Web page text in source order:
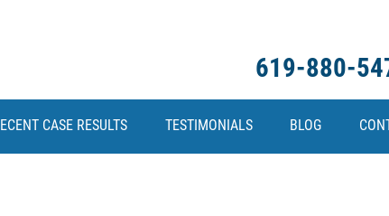
619-880-
CASE RESULTS TESTIMONIALS BLOG